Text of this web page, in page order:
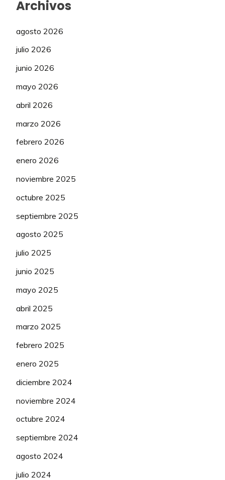
Archivos
agosto 2026
julio 2026
junio 2026
mayo 2026
abril 2026
marzo 2026
febrero 2026
enero 2026
noviembre 2025
octubre 2025
septiembre 2025
agosto 2025
julio 2025
junio 2025
mayo 2025
abril 2025
marzo 2025
febrero 2025
enero 2025
diciembre 2024
noviembre 2024
octubre 2024
septiembre 2024
agosto 2024
julio 2024